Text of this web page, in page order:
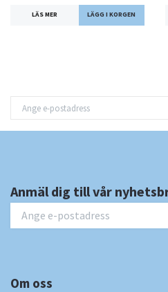
LÄS MER
Anmäl dig till vår
Om oss